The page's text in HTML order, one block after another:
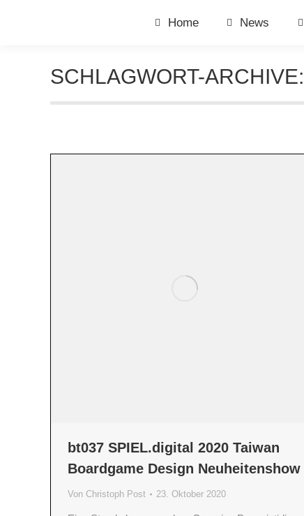
Home News
SCHLAGWORT-ARCHIVE:
bt037 SPIEL.digital 2020 Taiwan
Boardgame Design Neuheitenshow
Von Christoph Post 23. Oktober 2020